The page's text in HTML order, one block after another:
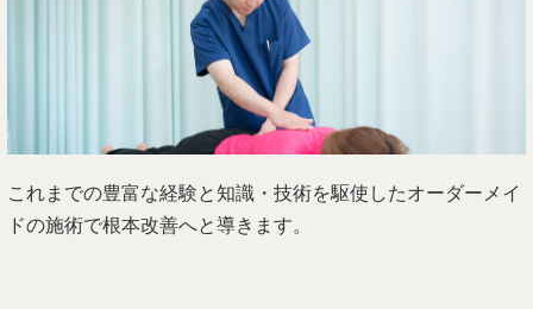
これまでの豊富な経験と知識・技術を駆使したオーダーメイ
ドの施術で根本改善へと導きます。